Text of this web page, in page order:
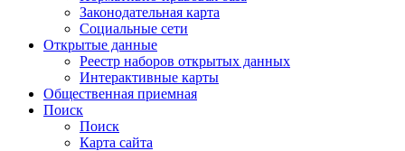
Законодательная карта
Социальные сети
Открытые данные
Реестр наборов открытых данных
Интерактивные карты
Общественная приемная
Поиск
Поиск
Карта сайта